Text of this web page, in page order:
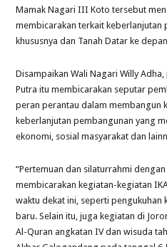
Mamak Nagari III Koto tersebut
membicarakan terkait
khususnya dan Tanah Datar ke
Disampaikan Wali Nagari Willy
Putra itu membicarakan seputar
peran perantau dalam membangun
keberlanjutan pembangunan yang
ekonomi, sosial masyarakat dan
“Pertemuan dan silaturrahmi
membicarakan kegiatan-kegiatan
waktu dekat ini, seperti pengukuhan
baru. Selain itu, juga kegiatan di
Al-Quran angkatan IV dan wisuda